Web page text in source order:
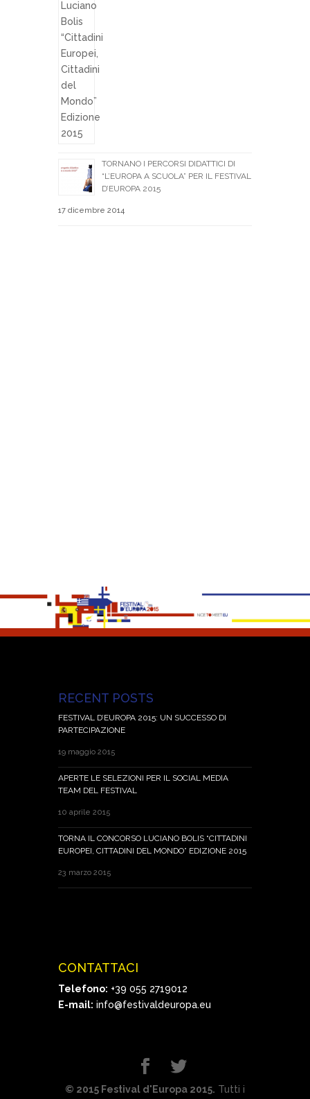
TORNANO I PERCORSI DIDATTICI DI
“L’EUROPA A SCUOLA” PER IL FESTIVAL
D’EUROPA 2015
17 dicembre 2014
RECENT POSTS
FESTIVAL D’EUROPA 2015: UN SUCCESSO DI
PARTECIPAZIONE
19 maggio 2015
APERTE LE SELEZIONI PER IL SOCIAL MEDIA
TEAM DEL FESTIVAL
10 aprile 2015
TORNA IL CONCORSO LUCIANO BOLIS “CITTADINI
EUROPEI, CITTADINI DEL MONDO” EDIZIONE 2015
23 marzo 2015
CONTATTACI
Telefono: +39 055 2719012
E-mail: info@festivaldeuropa.eu
© 2015 Festival d'Europa 2015. Tutti i